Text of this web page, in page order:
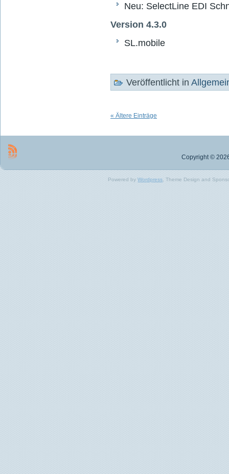
Neu: SelectLine EDI
Version 4.3.0
SL.mobile
Veröffentlicht in
« Ältere Einträge
Copyright ©
Powered byWordpress, Theme Design and